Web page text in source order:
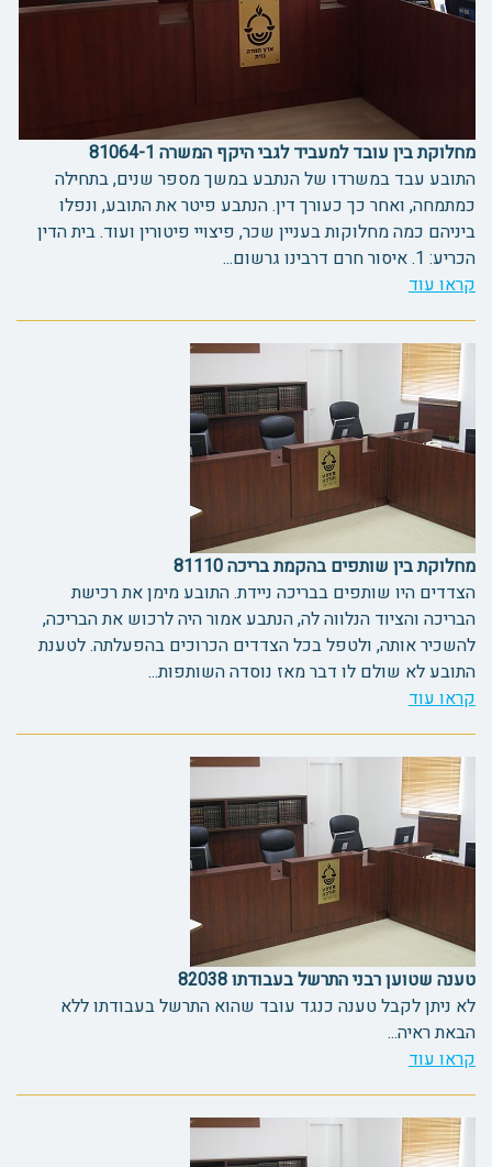
מחלוקת בין עובד למעביד לגבי היקף המשרה 81064-1
התובע עבד במשרדו של הנתבע במשך מספר שנים, בתחילה
כמתמחה, ואחר כך כעורך דין. הנתבע פיטר את התובע, ונפלו
ביניהם כמה מחלוקות בעניין שכר, פיצויי פיטורין ועוד. בית הדין
הכריע: 1. איסור חרם דרבינו גרשום...
קראו עוד
מחלוקת בין שותפים בהקמת בריכה 81110
הצדדים היו שותפים בבריכה ניידת. התובע מימן את רכישת
הבריכה והציוד הנלווה לה, הנתבע אמור היה לרכוש את הבריכה,
להשכיר אותה, ולטפל בכל הצדדים הכרוכים בהפעלתה. לטענת
התובע לא שולם לו דבר מאז נוסדה השותפות...
קראו עוד
טענה שטוען רבני התרשל בעבודתו 82038
לא ניתן לקבל טענה כנגד עובד שהוא התרשל בעבודתו ללא
הבאת ראיה...
קראו עוד